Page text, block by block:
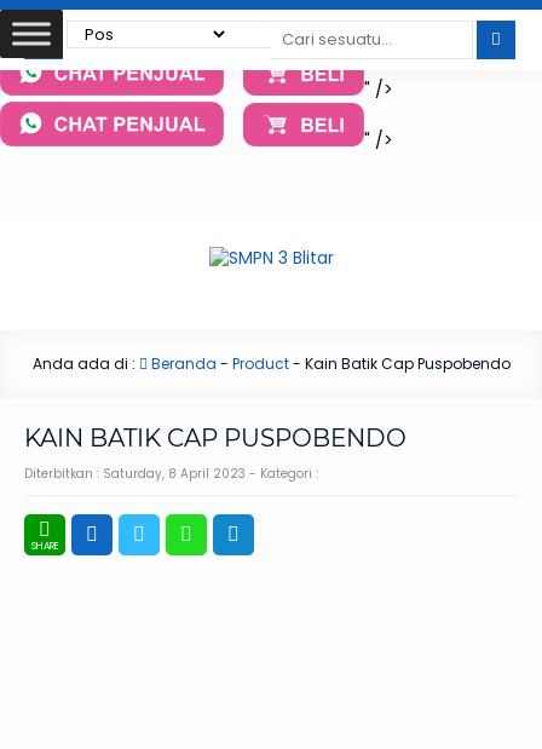
" />
" />
" />
Anda ada di : Beranda - Product- Kain Batik Cap Puspobendo
KAIN BATIK CAP PUSPOBENDO
Diterbitkan : Saturday, 8 April 2023 - Kategori :